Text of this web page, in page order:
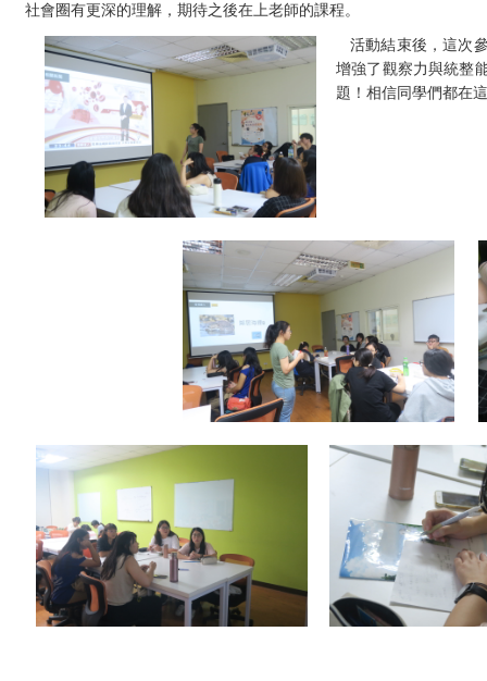
社會圈有更深的理解，期待之後在上老師的課程。
活動結束後，這次
增強了觀察力與統整
題！相信同學們都在